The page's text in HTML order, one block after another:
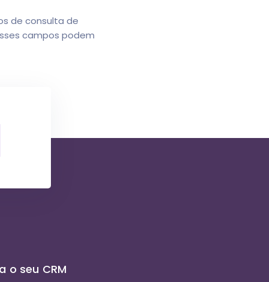
de consulta de
campos podem
o seu CRM